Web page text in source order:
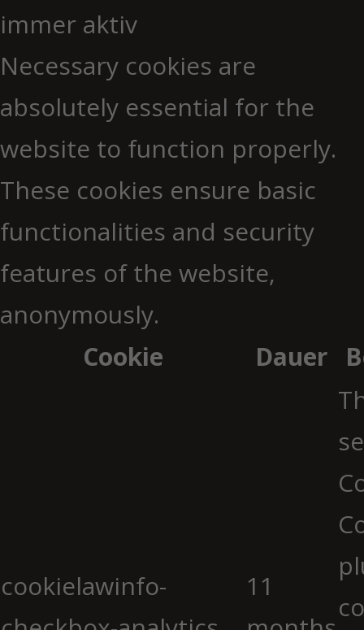
immer aktiv
Necessary cookies are
absolutely essential for the
website to function properly.
These cookies ensure basic
functionalities and security
features of the website,
anonymously.
Cookie
Dauer
cookielawinfo-
11